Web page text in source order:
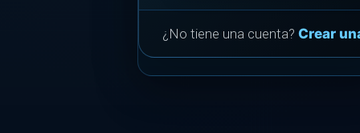
¿No tiene una cuenta? Crear